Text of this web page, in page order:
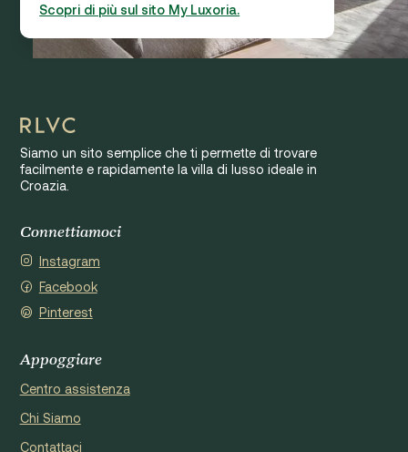
Scopri di più sul sito My Luxoria.
Siamo un sito semplice che ti permette di trovare
facilmente e rapidamente la villa di lusso ideale in
Croazia.
Connettiamoci
Instagram
Facebook
Pinterest
Appoggiare
Centro assistenza
Chi Siamo
Contattaci